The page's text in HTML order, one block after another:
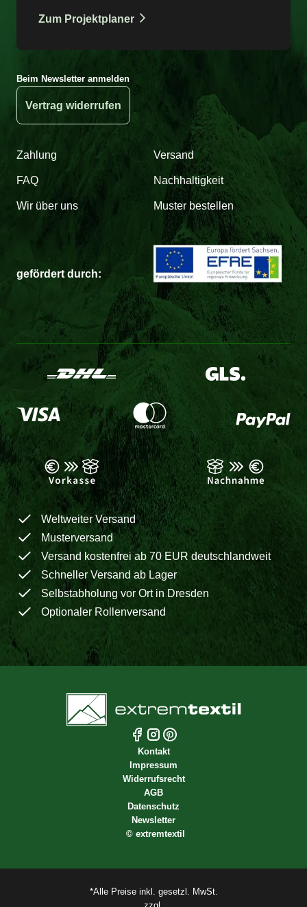
Zum Projektplaner
Beim Newsletter anmelden
Vertrag widerrufen
Zahlung Versand
FAQ Nachhaltigkeit
Wir über uns Muster bestellen
gefördert durch:
Weltweiter Versand
Musterversand
Versand kostenfrei ab 70 EUR deutschlandweit
Schneller Versand ab Lager
Selbstabholung vor Ort in Dresden
Optionaler Rollenversand
Kontakt
Impressum
Widerrufsrecht
AGB
Datenschutz
Newsletter
© extremtextil
*Alle Preise inkl. gesetzl. MwSt.